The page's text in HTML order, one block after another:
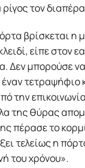
τον
βρίσκεται η
είπε στον
Δεν μπορούσε
τετραψήφιο
την
της θύρας
πέρασε το
τελείως η
του χρόνου».